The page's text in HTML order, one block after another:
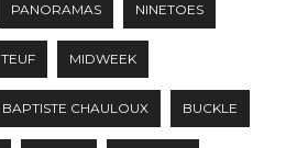
PANORAMAS NINETOES
TEUF MIDWEEK
BAPTISTE CHAULOUX BUCKLE